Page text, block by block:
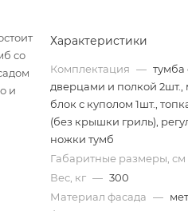
со
и
Характеристики
Комплектация — тумба
дверцами и полкой 2шт.,
блок с куполом 1шт.,
(без крышки гриль),
ножки тумб
Габаритные размеры, см
Вес, кг — 300
Материал фасада —